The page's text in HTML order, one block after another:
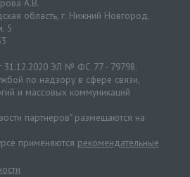
А.В.
область, г. Нижний Новгород.
5
31.12.2020 ЭЛ № ФС 77 - 79798.
по надзору в сфере связи,
и массовых коммуникаций
партнеров" размещаются на
применяются рекомендательные